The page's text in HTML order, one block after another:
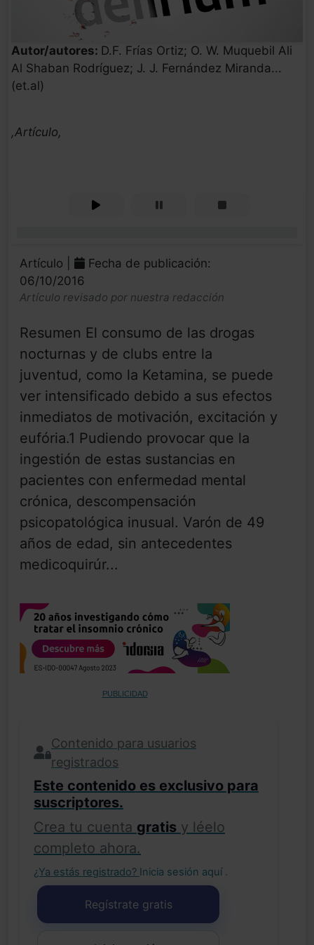
Autor/autores: D.F. Frías Ortiz; O. W. Muquebil Ali
Al Shaban Rodríguez; J. J. Fernández Miranda...
(et.al)
,Artículo,
Artículo |
Fecha de publicación:
06/10/2016
Artículo revisado por nuestra redacción
Resumen El consumo de las drogas
nocturnas y de clubs entre la
juventud, como la Ketamina, se puede
ver intensificado debido a sus efectos
inmediatos de motivación, excitación y
eufória.1 Pudiendo provocar que la
ingestión de estas sustancias en
pacientes con enfermedad mental
crónica, descompensación
psicopatológica inusual. Varón de 49
años de edad, sin antecedentes
medicoquirúr...
PUBLICIDAD
Contenido para usuarios
registrados
Este contenido es exclusivo para
suscriptores.
Crea tu cuenta gratis y léelo
completo ahora.
¿Ya estás registrado? Inicia sesión aquí .
Regístrate gratis